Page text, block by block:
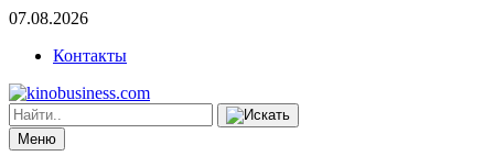
07.08.2026
Контакты
Меню